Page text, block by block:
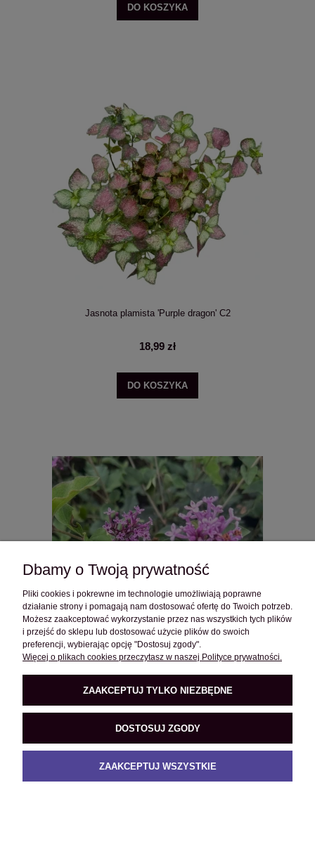
DO KOSZYKA
Jasnota plamista 'Purple dragon' C2
18,99 zł
DO KOSZYKA
Lilak Bloomerang Dark Purple C5
55,99 zł
DO KOSZYKA
Dbamy o Twoją prywatność
Pliki cookies i pokrewne im technologie umożliwiają poprawne
działanie strony i pomagają nam dostosować ofertę do Twoich potrzeb.
Możesz zaakceptować wykorzystanie przez nas wszystkich tych plików
i przejść do sklepu lub dostosować użycie plików do swoich
preferencji, wybierając opcję "Dostosuj zgody".
Więcej o plikach cookies przeczytasz w naszej Polityce prywatności.
ZAAKCEPTUJ TYLKO NIEZBĘDNE
DOSTOSUJ ZGODY
ZAAKCEPTUJ WSZYSTKIE